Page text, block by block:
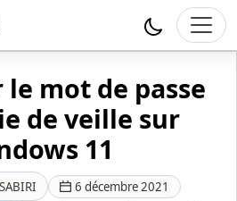
mot de passe
de veille sur
11
6 décembre 2021